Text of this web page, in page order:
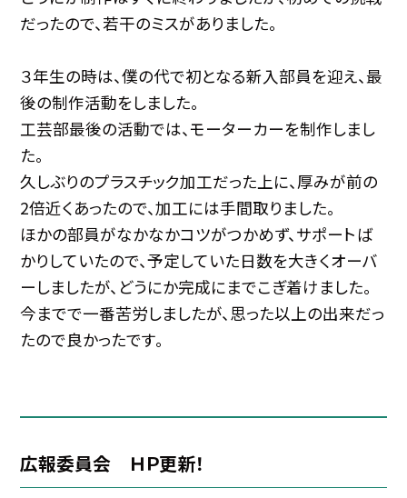
だったので、若干のミスがありました。
３年生の時は、僕の代で初となる新入部員を迎え、最
後の制作活動をしました。
工芸部最後の活動では、モーターカーを制作しまし
た。
久しぶりのプラスチック加工だった上に、厚みが前の
2倍近くあったので、加工には手間取りました。
ほかの部員がなかなかコツがつかめず、サポートば
かりしていたので、予定していた日数を大きくオーバ
ーしましたが、どうにか完成にまでこぎ着けました。
今までで一番苦労しましたが、思った以上の出来だっ
たので良かったです。
広報委員会 ＨＰ更新！